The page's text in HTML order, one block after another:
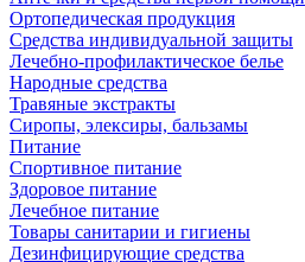
Ортопедическая продукция
Средства индивидуальной защиты
Лечебно-профилактическое белье
Народные средства
Травяные экстракты
Сиропы, элексиры, бальзамы
Питание
Спортивное питание
Здоровое питание
Лечебное питание
Товары санитарии и гигиены
Дезинфицирующие средства